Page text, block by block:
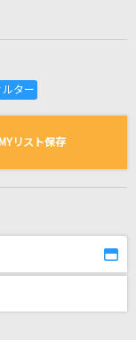
ズ」アニメ
MYリスト保存